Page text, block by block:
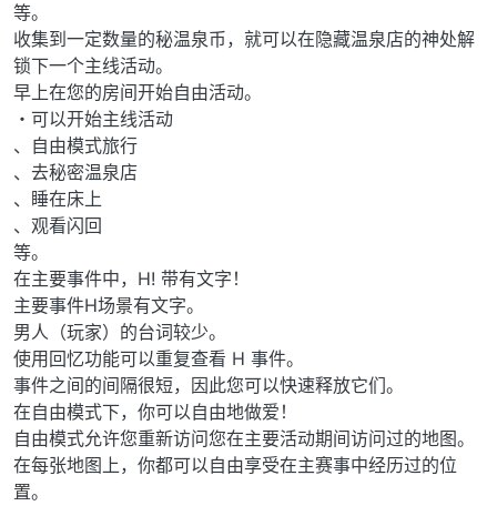
等。
收集到一定数量的秘温泉币，就可以在隐藏温泉店的神处解
锁下一个主线活动。
早上在您的房间开始自由活动。
・可以开始主线活动
、自由模式旅行
、去秘密温泉店
、睡在床上
、观看闪回
等。
在主要事件中，H! 带有文字！
主要事件H场景有文字。
男人（玩家）的台词较少。
使用回忆功能可以重复查看 H 事件。
事件之间的间隔很短，因此您可以快速释放它们。
在自由模式下，你可以自由地做爱！
自由模式允许您重新访问您在主要活动期间访问过的地图。
在每张地图上，你都可以自由享受在主赛事中经历过的位
置。